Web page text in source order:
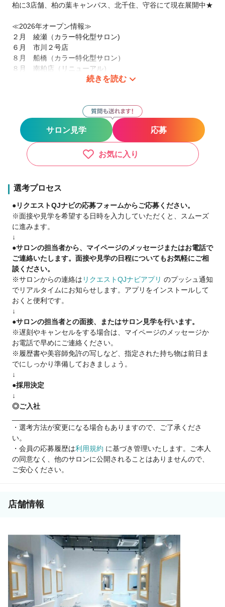
柏に3店舗、柏の葉キャンパス、北千住、守谷にて現在展開中★
≪2026年オープン情報≫
２月 綾瀬（カラー特化型サロン)
６月 市川２号店
８月 船橋（カラー特化型サロン）
８月 南柏店（リニューアル）
10月 船橋４号店続々オープン！
・アイリスト
・美容師兼アイリスト
弊社では美容師兼アイリストとしての兼務が可能で
入社1年目から大活躍のスタッフが多数在籍しております★
●遠方からの上京の場合
・寮完備（寮費上限￥30000）
・住宅手当￥30000（寮ではなく一人暮らしの場合対象）
●休日
・月8日（シフト制） 有休 バースデイ休暇
TRUTHには入社年数関係なく学べる環境が沢山！
カリキュラムの他に
●技術講習
・ABBEY松永先生/SNIPS由藤先生カット講習
・CALON銀座西海先生カラー講習
・新井会ヘアメイク講習
・アイ講習
・着付講習
・メイク講習
学べる環境がたくさんあるからこそ
デビューした暁には自信を持ってお客様に入客できる！
続きを読む
サロン見学 応募
お気に入り
選考プロセス
●リクエストQJナビの応募フォームからご応募ください。
※面接や見学を希望する日時を入力していただくと、スムーズ
に進みます。
↓
●サロンの担当者から、マイページのメッセージまたはお電話で
ご連絡いたします。面接や見学の日程についてもお気軽にご相
談ください。
※サロンからの連絡は リクエストQJナビアプリ のプッシュ通知
でリアルタイムにお知らせします。アプリをインストールして
おくと便利です。
↓
●サロンの担当者との面接、またはサロン見学を行います。
※遅刻やキャンセルをする場合は、マイページのメッセージか
お電話で早めにご連絡ください。
※履歴書や美容師免許の写しなど、指定された持ち物は前日ま
でにしっかり準備しておきましょう。
↓
●採用決定
↓
◎ご入社
・選考方法が変更になる場合もありますので、ご了承くださ
い。
・会員の応募履歴は利用規約 に基づき管理いたします。ご本人
の同意なく、他のサロンに公開されることはありませんので、
ご安心ください。
店舗情報